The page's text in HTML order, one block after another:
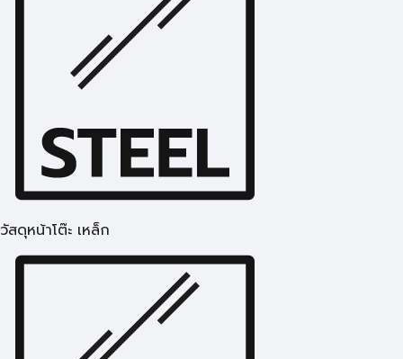
วัสดุหน้าโต๊ะ เหล็ก